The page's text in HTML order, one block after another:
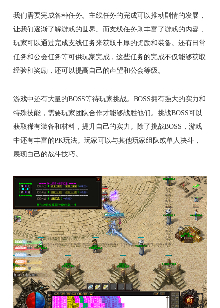
我们需要完成各种任务。主线任务的完成可以推动剧情的发展，
让我们逐渐了解游戏的世界。而支线任务则丰富了游戏的内容，
玩家可以通过完成支线任务来获取丰厚的奖励和装备。还有日常
任务和公会任务等可供玩家完成，这些任务的完成不仅能够获取
经验和奖励，还可以提高自己的声望和公会等级。
游戏中还有大量的BOSS等待玩家挑战。BOSS拥有强大的实力和
特殊技能，需要玩家团队合作才能够战胜他们。挑战BOSS可以
获取稀有装备和材料，提升自己的实力。除了挑战BOSS，游戏
中还有丰富的PK玩法。玩家可以与其他玩家组队或单人决斗，
展现自己的战斗技巧。